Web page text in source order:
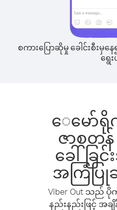
စကားပြောဆိုမှု ခေါင်းစီးမှနေ
ရွေးပ
ေမော်ရို
ဇာစတန်
ခေါ်ခြ
အကြံပြုခ
Viber Out သည်
နည်းနည်းဖြင့် အချိ